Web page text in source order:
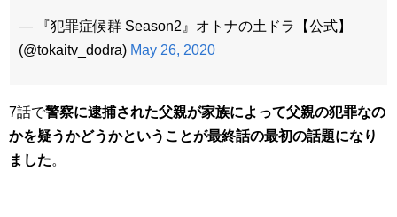
— 『犯罪症候群 Season2』オトナの土ドラ【公式】
(@tokaitv_dodra) May 26, 2020
7話で警察に逮捕された父親が家族によって父親の犯罪なの
かを疑うかどうかということが最終話の最初の話題になり
ました。